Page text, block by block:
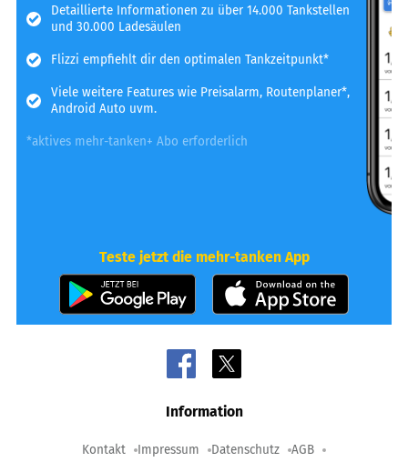
Detaillierte Informationen zu über 14.000 Tankstellen
und 30.000 Ladesäulen
Flizzi empfiehlt dir den optimalen Tankzeitpunkt*
Viele weitere Features wie Preisalarm, Routenplaner*,
Android Auto uvm.
*aktives mehr-tanken+ Abo erforderlich
Teste jetzt die mehr-tanken App
Information
Kontakt Impressum Datenschutz AGB